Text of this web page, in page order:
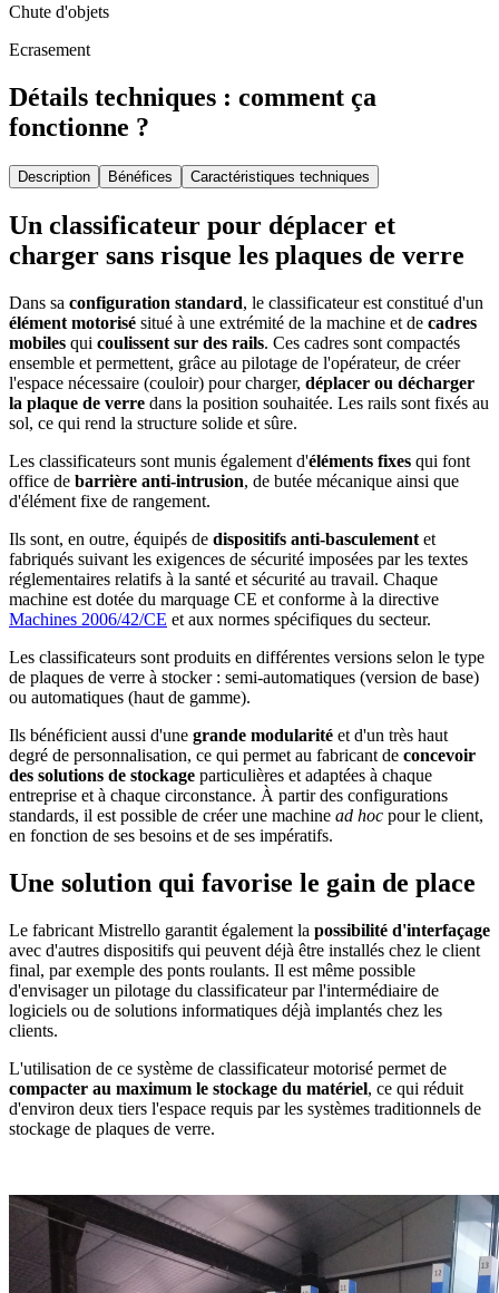
Chute d'objets
Ecrasement
Détails techniques : comment ça
fonctionne ?
Description Bénéfices Caractéristiques techniques
Un classificateur pour déplacer et
charger sans risque les plaques de verre
Dans sa configuration standard, le classificateur est constitué d'un
élément motorisé situé à une extrémité de la machine et de cadres
mobiles qui coulissent sur des rails. Ces cadres sont compactés
ensemble et permettent, grâce au pilotage de l'opérateur, de créer
l'espace nécessaire (couloir) pour charger, déplacer ou décharger
la plaque de verre dans la position souhaitée. Les rails sont fixés au
sol, ce qui rend la structure solide et sûre.
Les classificateurs sont munis également d'éléments fixes qui font
office de barrière anti-intrusion, de butée mécanique ainsi que
d'élément fixe de rangement.
Ils sont, en outre, équipés de dispositifs anti-basculement et
fabriqués suivant les exigences de sécurité imposées par les textes
réglementaires relatifs à la santé et sécurité au travail. Chaque
machine est dotée du marquage CE et conforme à la directive
Machines 2006/42/CE et aux normes spécifiques du secteur.
Les classificateurs sont produits en différentes versions selon le type
de plaques de verre à stocker : semi-automatiques (version de base)
ou automatiques (haut de gamme).
Ils bénéficient aussi d'une grande modularité et d'un très haut
degré de personnalisation, ce qui permet au fabricant de concevoir
des solutions de stockage particulières et adaptées à chaque
entreprise et à chaque circonstance. À partir des configurations
standards, il est possible de créer une machine ad hoc pour le client,
en fonction de ses besoins et de ses impératifs.
Une solution qui favorise le gain de place
Le fabricant Mistrello garantit également la possibilité d'interfaçage
avec d'autres dispositifs qui peuvent déjà être installés chez le client
final, par exemple des ponts roulants. Il est même possible
d'envisager un pilotage du classificateur par l'intermédiaire de
logiciels ou de solutions informatiques déjà implantés chez les
clients.
L'utilisation de ce système de classificateur motorisé permet de
compacter au maximum le stockage du matériel, ce qui réduit
d'environ deux tiers l'espace requis par les systèmes traditionnels de
stockage de plaques de verre.